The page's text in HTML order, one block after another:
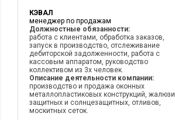
КЭВАЛ
менеджер по продажам
Должностные обязанности:
работа с клиентами, обработка заказов,
запуск в производство, отслеживание
дебиторской задолженности, работа с
кассовым аппаратом, руководство
коллективом из 3х человек.
Описание деятельности компании:
производство и продажа оконных
металлопластиковых конструкций, жалюзи
защитных и солнцезащитных, отливов,
москитных сеток.